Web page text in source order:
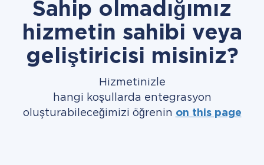
Sahip olmadığımız
hizmetin sahibi veya
geliştiricisi misiniz?
Hizmetinizle
hangi koşullarda entegrasyon
oluşturabileceğimizi öğrenin on this page